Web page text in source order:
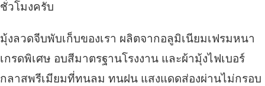
ชั่วโมงครับ
มุ้งลวดจีบพับเก็บของเรา ผลิตจากอลูมิเนียมเฟรมหนา
เกรดพิเศษ อบสีมาตรฐานโรงงาน และผ้ามุ้งไฟเบอร์
กลาสพรีเมียมที่ทนลม ทนฝน แสงแดดส่องผ่านไม่กรอบ